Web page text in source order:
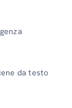
da testo